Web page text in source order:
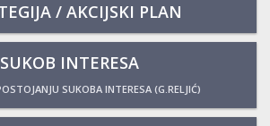
/ AKCIJSKI PLAN
SUKOB INTERESA
SUKOBA INTERESA (G.RELJIĆ)